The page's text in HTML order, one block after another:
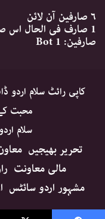
۶ صارفین
آن لائن
1 صارف فی الحال اس
صارفین: 1 Bot
کاپی رائٹ سلام
محبت
سلام اردو
تحریر بھیجیں
مالی معاونت
مشہور اردو سائٹس